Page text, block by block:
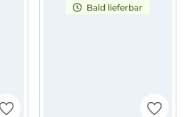
Bald lieferbar